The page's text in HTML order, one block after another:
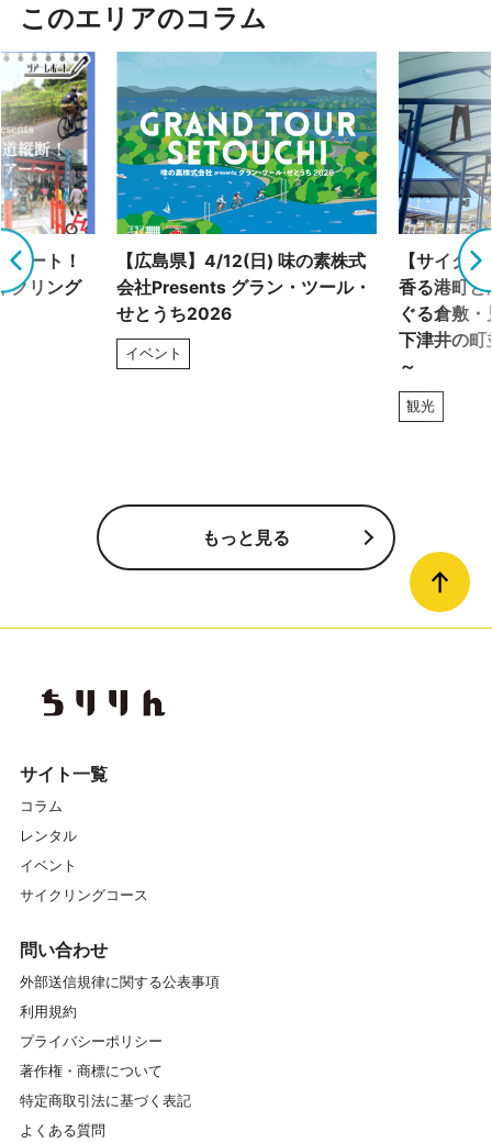
このエリアのコラム
ルート！
クリング
【広島県】4/12(日) 味の素株式
会社Presents グラン・ツール・
せとうち2026
イベント
【サイク
香る港町と
ぐる倉敷
下津井の町
～
観光
もっと見る
サイト一覧
コラム
レンタル
イベント
サイクリングコース
問い合わせ
外部送信規律に関する公表事項
利用規約
プライバシーポリシー
著作権・商標について
特定商取引法に基づく表記
よくある質問